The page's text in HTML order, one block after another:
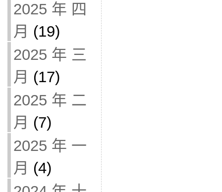
2025 年 四
月 (19)
2025 年 三
月 (17)
2025 年 二
月 (7)
2025 年 一
月 (4)